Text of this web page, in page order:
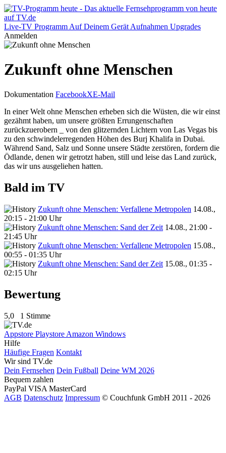
Live-TV Programm Auf Deinem Gerät Aufnahmen Upgrades
Anmelden
Zukunft ohne Menschen
Dokumentation FacebookXE-Mail
In einer Welt ohne Menschen erheben sich die Wüsten, die wir einst
gezähmt haben, um unsere größten Errungenschaften
zurückzuerobern _ von den glitzernden Lichtern von Las Vegas bis
zu den schwindelerregenden Höhen des Burj Khalifa in Dubai.
Während Sand, Salz und Sonne unsere Städte zerstören, fordern die
Ödlande, denen wir getrotzt haben, still und leise das Land zurück,
das wir uns ausgeliehen hatten.
Bald im TV
Zukunft ohne Menschen: Verfallene Metropolen 14.08.,
20:15 - 21:00 Uhr
Zukunft ohne Menschen: Sand der Zeit 14.08., 21:00 -
21:45 Uhr
Zukunft ohne Menschen: Verfallene Metropolen 15.08.,
00:55 - 01:35 Uhr
Zukunft ohne Menschen: Sand der Zeit 15.08., 01:35 -
02:15 Uhr
Bewertung
5,0 1 Stimme
Appstore Playstore Amazon Windows
Hilfe
Häufige Fragen Kontakt
Wir sind TV.de
Dein Fernsehen Dein Fußball Deine WM 2026
Bequem zahlen
PayPal VISA MasterCard
AGB Datenschutz Impressum © Couchfunk GmbH 2011 - 2026